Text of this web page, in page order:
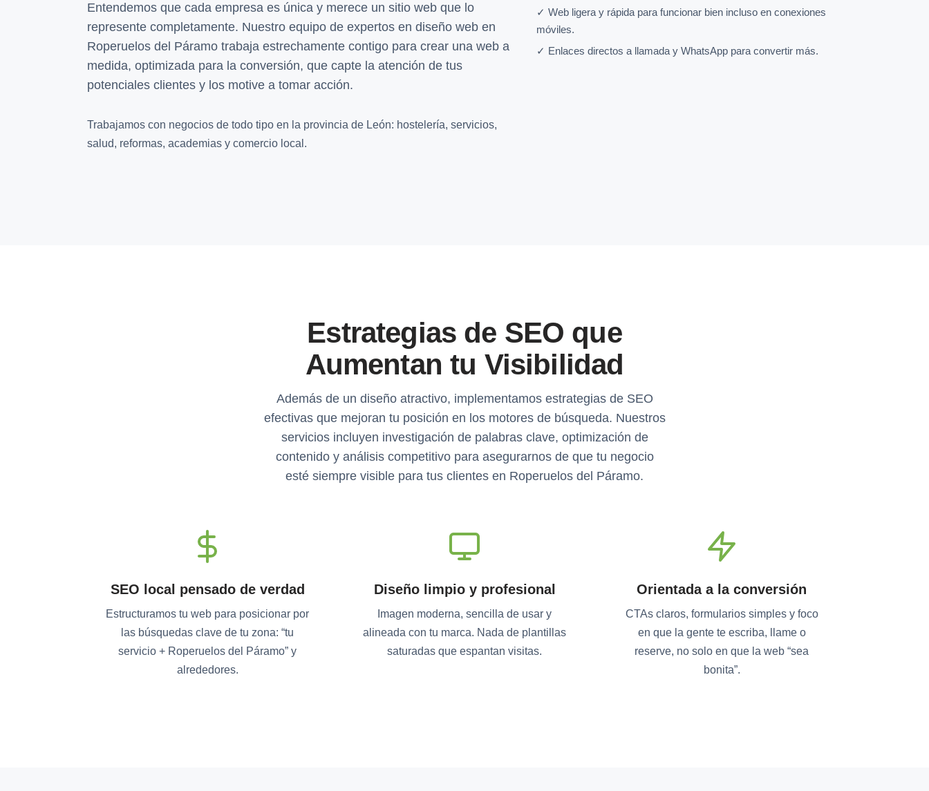
Entendemos que cada empresa es única y merece un sitio web que lo
represente completamente. Nuestro equipo de expertos en diseño web en
Roperuelos del Páramo trabaja estrechamente contigo para crear una web a
medida, optimizada para la conversión, que capte la atención de tus
potenciales clientes y los motive a tomar acción.
Trabajamos con negocios de todo tipo en la provincia de León: hostelería, servicios,
salud, reformas, academias y comercio local.
✓ Web ligera y rápida para funcionar bien incluso en conexiones
móviles.
✓ Enlaces directos a llamada y WhatsApp para convertir más.
Estrategias de SEO que
Aumentan tu Visibilidad
Además de un diseño atractivo, implementamos estrategias de SEO
efectivas que mejoran tu posición en los motores de búsqueda. Nuestros
servicios incluyen investigación de palabras clave, optimización de
contenido y análisis competitivo para asegurarnos de que tu negocio
esté siempre visible para tus clientes en Roperuelos del Páramo.
SEO local pensado de verdad
Estructuramos tu web para posicionar por
las búsquedas clave de tu zona: “tu
servicio + Roperuelos del Páramo” y
alrededores.
Diseño limpio y profesional
Imagen moderna, sencilla de usar y
alineada con tu marca. Nada de plantillas
saturadas que espantan visitas.
Orientada a la conversión
CTAs claros, formularios simples y foco
en que la gente te escriba, llame o
reserve, no solo en que la web “sea
bonita”.